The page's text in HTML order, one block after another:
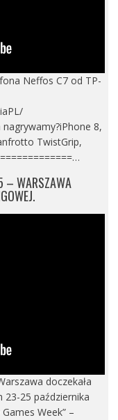
Neffos C7 od TP-
8,
TwistGrip,
– WARSZAWA
doczekała
23-25 października
Week” –